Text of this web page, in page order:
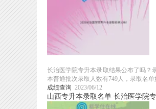
长治医学院专升本录取结果公布了吗？
本普通批次录取人数有749人，录取名单
成绩查询 2023/06/12
山西专升本录取名单 长治医学院